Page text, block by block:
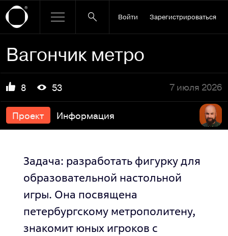
Войти Зарегистрироваться
Вагончик метро
8 53 7 июля 2026
Проект Информация
Задача: разработать фигурку для
образовательной настольной
игры. Она посвящена
петербургскому метрополитену,
знакомит юных игроков с